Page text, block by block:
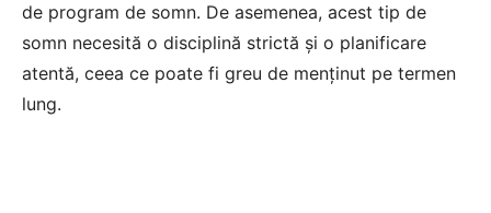
de program de somn. De asemenea, acest tip de
somn necesită o disciplină strictă și o planificare
atentă, ceea ce poate fi greu de menținut pe termen
lung.